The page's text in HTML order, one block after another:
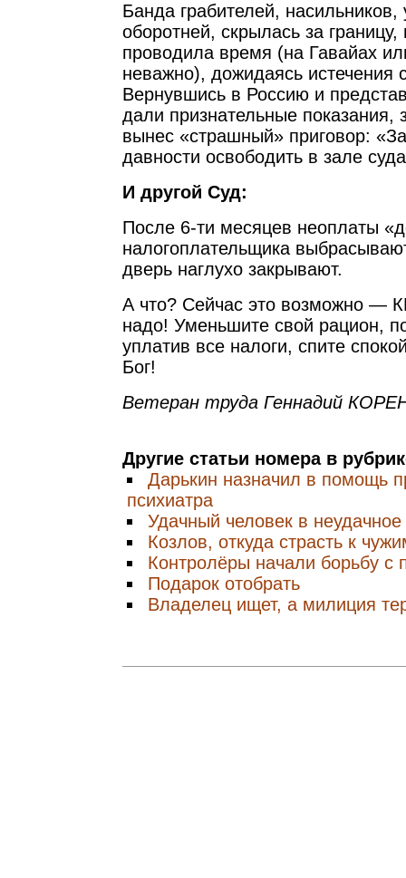
Банда грабителей, насильников,
оборотней, скрылась за границу,
проводила время (на Гавайах
неважно), дожидаясь истечения
Вернувшись в Россию и
дали признательные показания,
вынес «страшный» приговор:
давности освободить в зале
И другой Суд:
После 6-ти месяцев неоплаты
налогоплательщика
дверь наглухо закрывают.
А что? Сейчас это возможно —
надо! Уменьшите свой рацион,
уплатив все налоги, спите
Бог!
Ветеран труда Геннадий
Другие статьи номера в
Дарькин назначил в помощь
психиатра
Удачный человек в
Козлов, откуда страсть к
Контролёры начали борьбу с
Подарок отобрать
Владелец ищет, а милиция